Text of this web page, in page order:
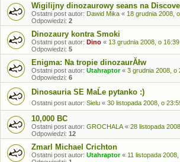
Wigilijny dinozaurowy seans na
Ostatni post autor: Dawid Mika « 18 grudnia 2008,
Odpowiedzi: 2
Dinozaury kontra Smoki
Ostatni post autor: Dino « 13 grudnia 2008, o 16:39
Odpowiedzi: 5
Enigma: Na tropie dinozaurĂłw
Ostatni post autor: Utahraptor« 3 grudnia 2008, o
Odpowiedzi: 6
Dinosauria SE MaĹe pytanko :)
Ostatni post autor: Sielu « 30 listopada 2008, o
10,000 BC
Ostatni post autor: GROCHALA « 28 listopada
Odpowiedzi: 12
Zmarl Michael Crichton
Ostatni post autor: Utahraptor« 11 listopada